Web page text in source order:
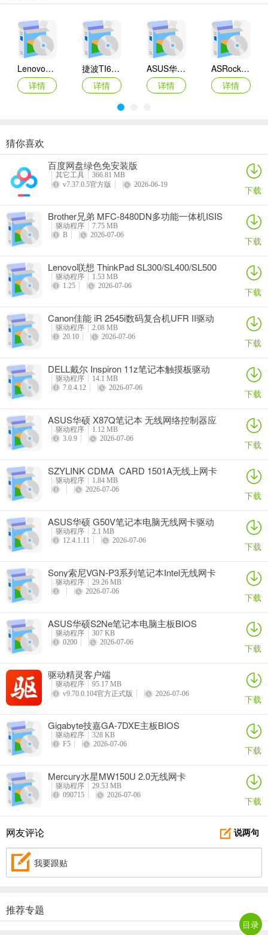
Lenovo联想 Ideapad Z465/Z565系列笔记本 声卡驱动
详情
捷波TI61AG-A主板BIOS
详情
ASUS华硕F1A55-M LX3 R2.0主板BIOS
详情
ASRock华擎IMB-A160主板BIOS
详情
奥睿科PAS3062-2E/PAS3062-2S/PAS3064-2S2E系列扩展卡驱动
详情
Canon佳能 PowerShot A310 WIA驱动
详情
AMD Mobility Radeon HD 2000/HD 3000/HD 4000/HD 5000系列移动显卡催化剂驱动
映泰Hi-Fi H77S 5.x主板BIOS
猜你喜欢
百度网盘绿色免安装版
其它工具
366.81 MB
v7.37.0.5官方版
2026-06-19 下载
Brother兄弟 MFC-8480DN多功能一体机ISIS
驱动
驱动程序
7.75 MB
B
2026-07-06 下载
Lenovo联想 ThinkPad SL300/SL400/SL500
笔记本BIOS
驱动程序
1.53 MB
1.25
2026-07-06 下载
Canon佳能 iR 2545i数码复合机UFR II驱动
驱动程序
2.08 MB
20.10
2026-07-06 下载
DELL戴尔 Inspiron 11z笔记本触摸板驱动
驱动程序
14.1 MB
7.0.4.12
2026-07-06 下载
ASUS华硕 X87Q笔记本 无线网络控制器应
用程序
驱动程序
1.12 MB
3.0.9
2026-07-06 下载
SZYLINK CDMA_CARD 1501A无线上网卡
驱动程序
1.84 MB
2026-07-06
下载
ASUS华硕 G50V笔记本电脑无线网卡驱动
驱动程序
2.1 MB
12.4.1.11
2026-07-06 下载
Sony索尼VGN-P3系列笔记本Intel无线网卡
驱动
驱动程序
29.26 MB
2026-07-06
下载
ASUS华硕S2Ne笔记本电脑主板BIOS
驱动程序
307 KB
0200
2026-07-06 下载
驱动精灵客户端
驱动程序
95.17 MB
v9.70.0.104官方正式版
2026-07-06 下载
Gigabyte技嘉GA-7DXE主板BIOS
驱动程序
328 KB
F5
2026-07-06 下载
Mercury水星MW150U 2.0无线网卡
驱动程序
29.53 MB
090715
2026-07-06 下载
说两句
网友评论
我要跟贴
推荐专题
目录